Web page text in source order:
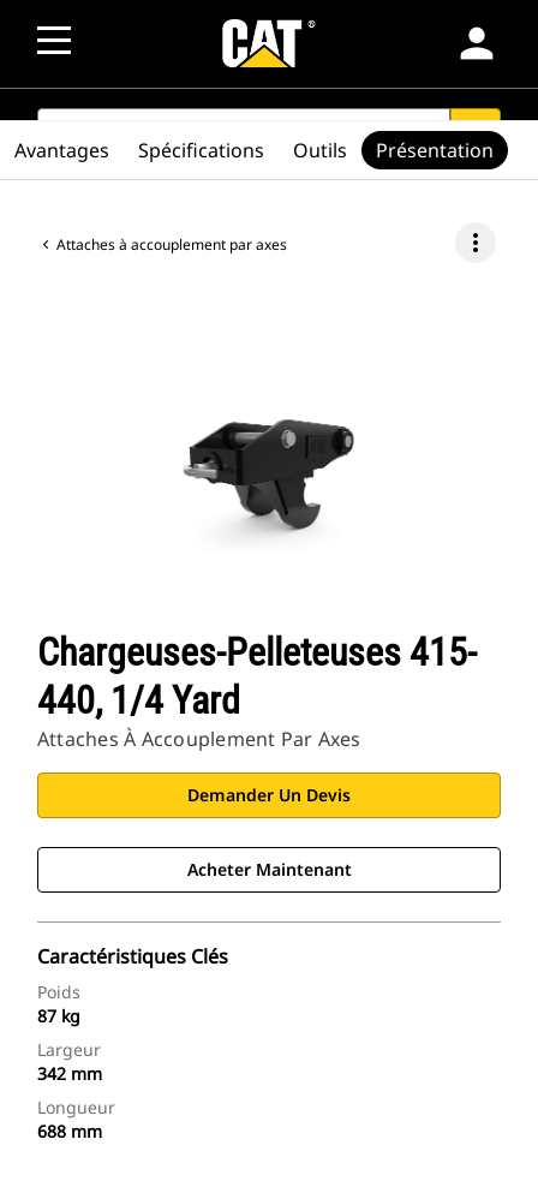
person
SEARCH search
Attaches à accouplement par axes more_vert
Chargeuses-Pelleteuses 415-
440, 1/4 Yard
Attaches À Accouplement Par Axes
Demander Un Devis
Acheter Maintenant
Caractéristiques Clés
Poids
87 kg
Largeur
342 mm
Longueur
688 mm
Avantages Spécifications Outils Présentation